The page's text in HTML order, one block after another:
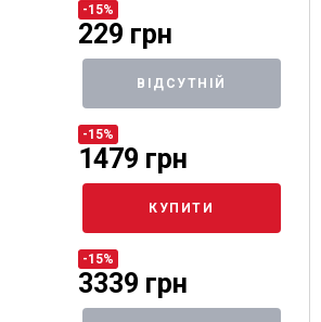
-15%
229 грн
ВІДСУТНІЙ
-15%
1479 грн
КУПИТИ
-15%
3339 грн